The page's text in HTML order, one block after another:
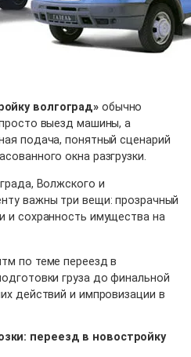
волгоград» обычно
выезд машины, а
подача, понятный сценарий
окна разгрузки.
Волжского и
важны три вещи: прозрачный
и сохранность имущества на
по теме переезд в
груза до финальной
действий и импровизации в
переезд в новостройку